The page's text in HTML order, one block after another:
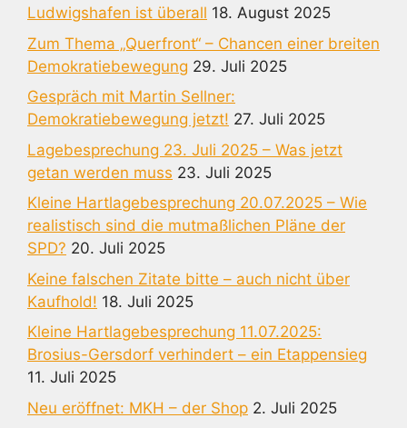
Ludwigshafen ist überall 18. August 2025
Zum Thema „Querfront“ – Chancen einer breiten
Demokratiebewegung 29. Juli 2025
Gespräch mit Martin Sellner:
Demokratiebewegung jetzt! 27. Juli 2025
Lagebesprechung 23. Juli 2025 – Was jetzt
getan werden muss 23. Juli 2025
Kleine Hartlagebesprechung 20.07.2025 – Wie
realistisch sind die mutmaßlichen Pläne der
SPD? 20. Juli 2025
Keine falschen Zitate bitte – auch nicht über
Kaufhold! 18. Juli 2025
Kleine Hartlagebesprechung 11.07.2025:
Brosius-Gersdorf verhindert – ein Etappensieg
11. Juli 2025
Neu eröffnet: MKH – der Shop 2. Juli 2025